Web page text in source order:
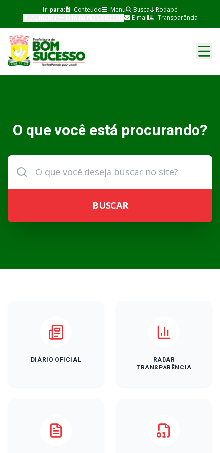
Ir para: Conteúdo Menu Busca Rodapé
E-mail Transparência
O que você está procurando?
BUSCAR
DIÁRIO OFICIAL
RADAR
TRANSPARÊNCIA